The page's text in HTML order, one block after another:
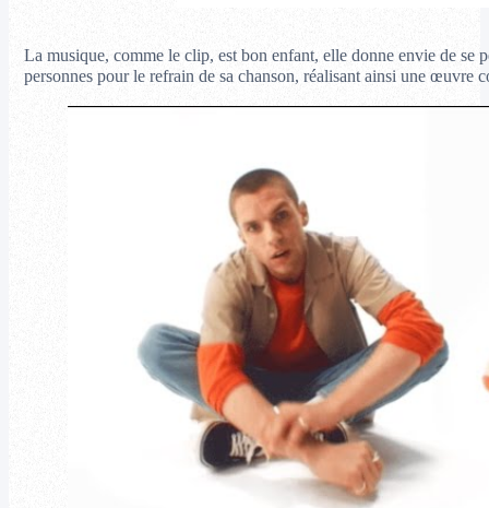
La musique, comme le clip, est bon enfant, elle donne envie de se
personnes pour le refrain de sa chanson, réalisant ainsi une œuvre